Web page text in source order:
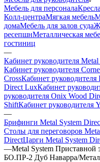
Мебель для персонала
Колл-центраМягкая мебель
домаМебель для залов суда
ресепшнМеталлическая
гостиниц
—
Кабинет руководителя
Кабинет руководителя
CrossКабинет руководителя
Direct LuxКабинет
руководителя Onix Wood
ShiftКабинет руководителя
—
Брифинги Metal System
Столы для переговоров
DirectЦарги Metal System
—Metal System Приставной
БО.ПР-2 Дуб Наварра/